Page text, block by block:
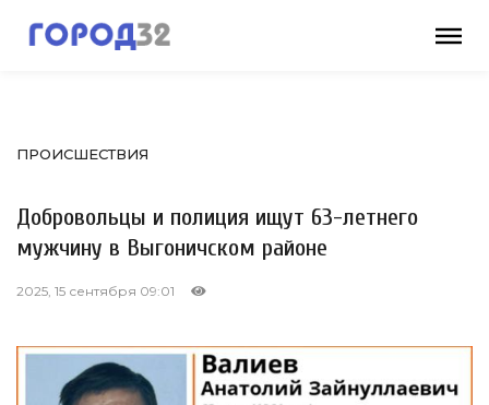
ПРОИСШЕСТВИЯ
Добровольцы и полиция ищут 63-летнего
мужчину в Выгоничском районе
2025, 15 сентября 09:01